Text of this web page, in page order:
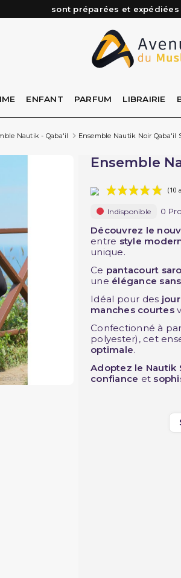
Besoin d'aide ? Retrouvez
Les Commandes passées avant
ENFANT PARFUM LIBRAIRIE
Nautik - Qaba'il Ensemble Nautik Noir Qaba'il
Ensemble
Indisponible 0
Découvrez le
entre style
unique.
Ce pantacourt
une élégance
Idéal pour des
manches courtes
Confectionné à
polyester), cet
optimale.
Adoptez le Nautik
confiance et